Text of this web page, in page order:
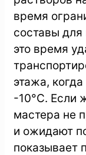
время
составы для
это время
этажа,
-10°C. Если
мастера не
и ожидают
показывает